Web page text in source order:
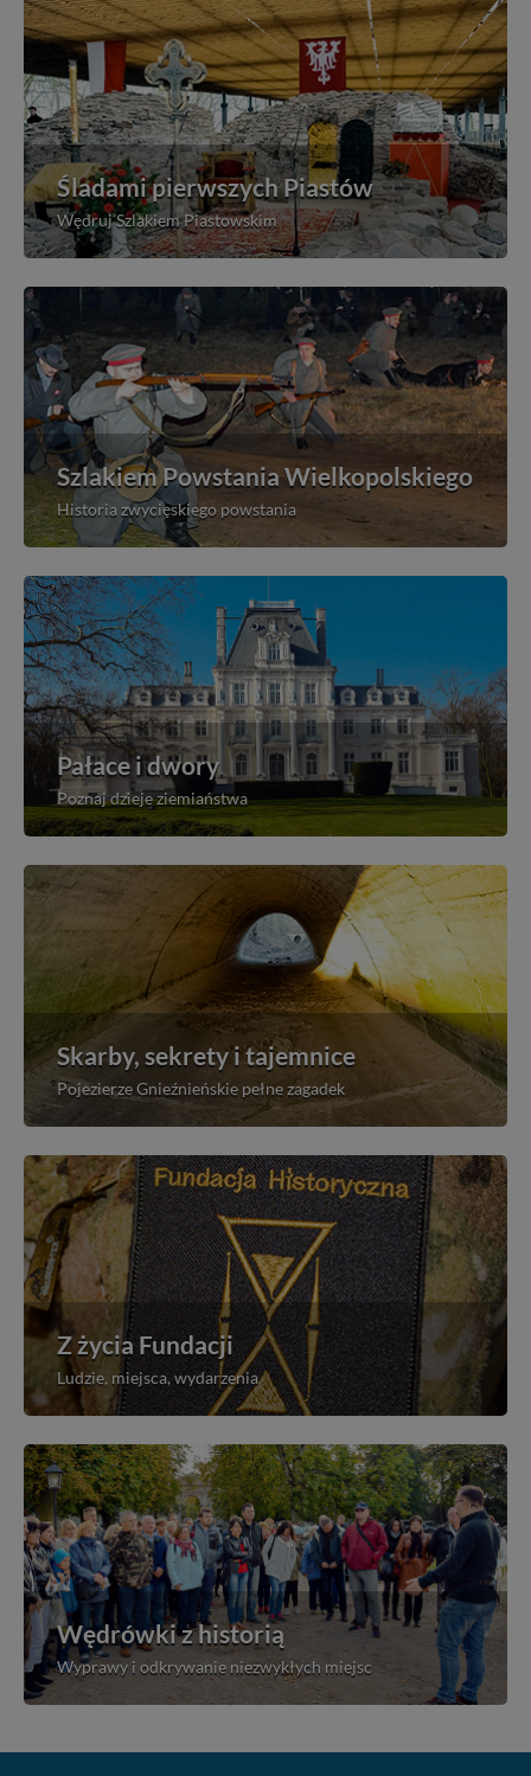
Śladami pierwszych Piastów
Wędruj Szlakiem Piastowskim
Szlakiem Powstania Wielkopolskiego
Historia zwycięskiego powstania
Pałace i dwory
Poznaj dzieje ziemiaństwa
Skarby, sekrety i tajemnice
Pojezierze Gnieźnieńskie pełne zagadek
Z życia Fundacji
Ludzie, miejsca, wydarzenia
Wędrówki z historią
Wyprawy i odkrywanie niezwykłych miejsc